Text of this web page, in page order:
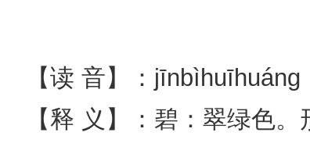
【读 音】：jīnbìhuīhuáng
【释 义】：碧：翠绿色